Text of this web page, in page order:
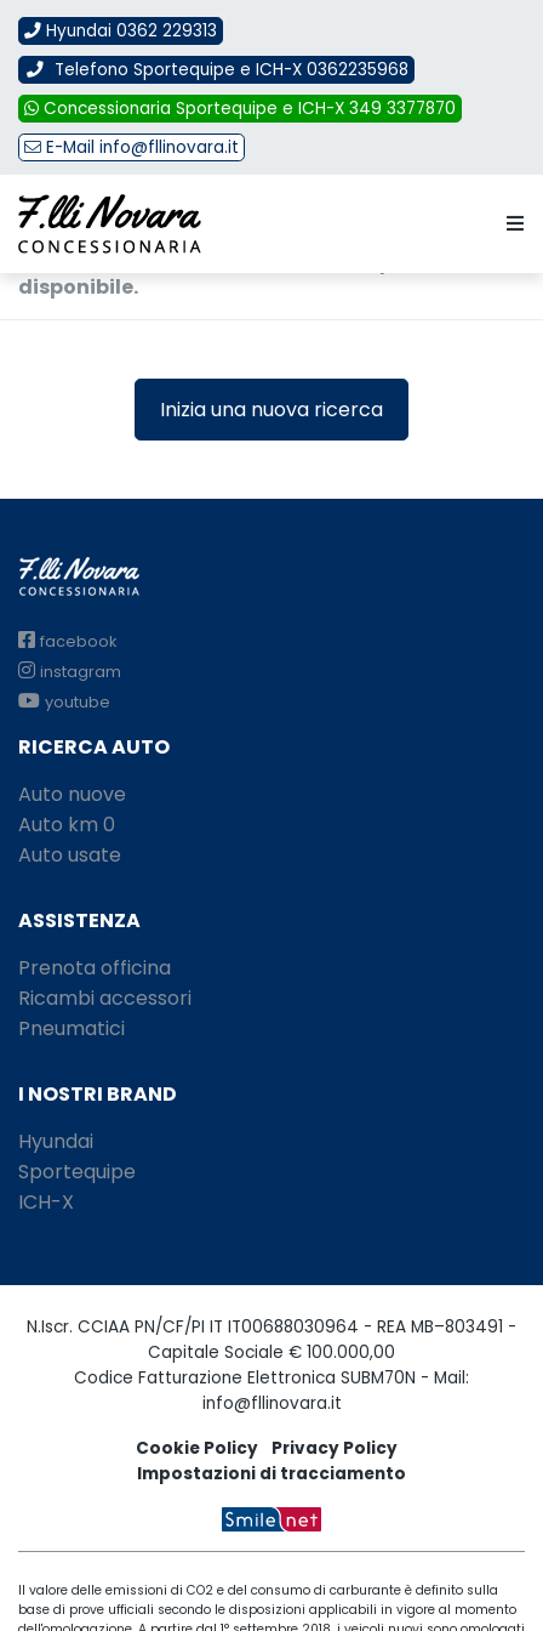
Hyundai 0362 229313
Telefono Sportequipe e ICH-X 0362235968
Concessionaria Sportequipe e ICH-X 349 3377870
E-Mail info@fllinovara.it
Troppo tardi!
La vettura che stai cercando non è più
disponibile.
Inizia una nuova ricerca
facebook
instagram
youtube
RICERCA AUTO
Auto nuove
Auto km 0
Auto usate
ASSISTENZA
Prenota officina
Ricambi accessori
Pneumatici
I NOSTRI BRAND
Hyundai
Sportequipe
ICH-X
N.Iscr. CCIAA PN/CF/PI IT IT00688030964 - REA MB–803491 -
Capitale Sociale € 100.000,00
Codice Fatturazione Elettronica SUBM70N - Mail:
info@fllinovara.it
Cookie Policy
Privacy Policy
Impostazioni di tracciamento
Il valore delle emissioni di CO2 e del consumo di carburante è definito sulla
base di prove ufficiali secondo le disposizioni applicabili in vigore al momento